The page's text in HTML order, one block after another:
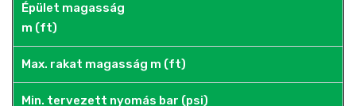
Épület magasság
m (ft)
Max. rakat magasság m (ft)
Min. tervezett nyomás bar (psi)